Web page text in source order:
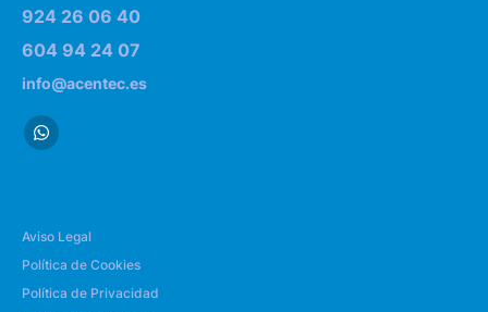
924 26 06 40
604 94 24 07
info@acentec.es
Aviso Legal
Política de Cookies
Política de Privacidad